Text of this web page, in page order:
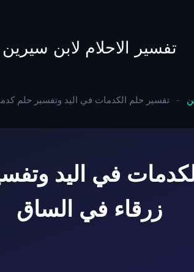
تفسير الاحلام لابن سيرين
- تفسير حلم الكدمات في اليد وتفسير حلم
في اليد
زرقاء في الساق